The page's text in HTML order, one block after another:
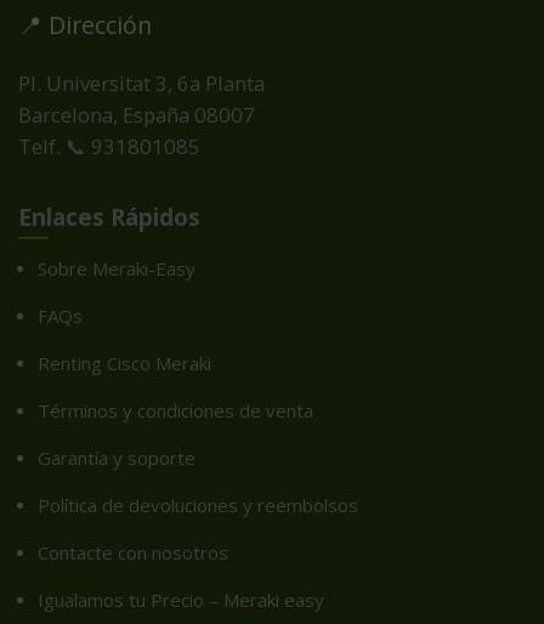
📍 Dirección
Pl. Universitat 3, 6a Planta
Barcelona, España 08007
Telf. 📞 931801085
Enlaces Rápidos
Sobre Meraki-Easy
FAQs
Renting Cisco Meraki
Términos y condiciones de venta
Garantía y soporte
Política de devoluciones y reembolsos
Contacte con nosotros
Igualamos tu Precio – Meraki easy